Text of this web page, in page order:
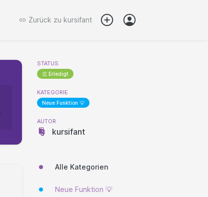
Zurück zu kursifant
STATUS
👏 Erledigt
KATEGORIE
Neue Funktion 💡
AUTOR
kursifant
Alle Kategorien
Neue Funktion 💡